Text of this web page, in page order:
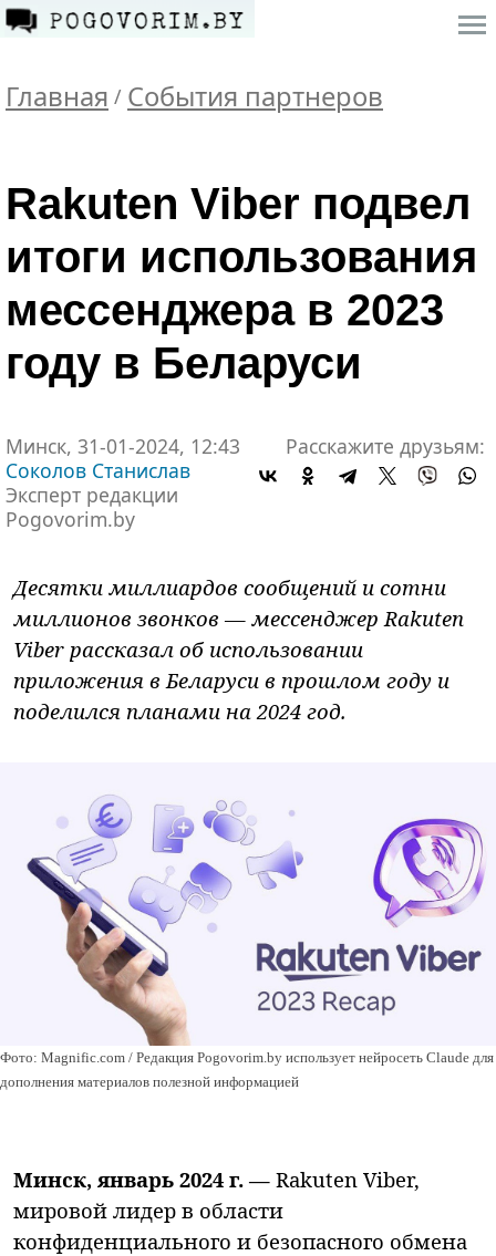
Главная / События партнеров
Rakuten Viber подвел
итоги использования
мессенджера в 2023
году в Беларуси
Минск, 31-01-2024, 12:43
Соколов Станислав
Эксперт редакции
Pogovorim.by
Расскажите друзьям:
Десятки миллиардов сообщений и сотни
миллионов звонков — мессенджер Rakuten
Viber рассказал об использовании
приложения в Беларуси в прошлом году и
поделился планами на 2024 год.
Фото: Magnific.com / Редакция Pogovorim.by использует нейросеть Claude для
дополнения материалов полезной информацией
Минск, январь 2024 г. — Rakuten Viber,
мировой лидер в области
конфиденциального и безопасного обмена